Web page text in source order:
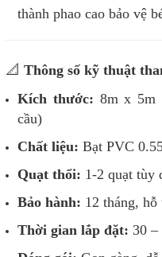
thành phao cao bảo vệ
📐 Thông số kỹ thuật
Kích thước: 8m x 5m
cầu)
Chất liệu: Bạt PVC
Quạt thổi: 1-2 quạt tùy
Bảo hành: 12 tháng,
Thời gian lắp đặt: 30 –